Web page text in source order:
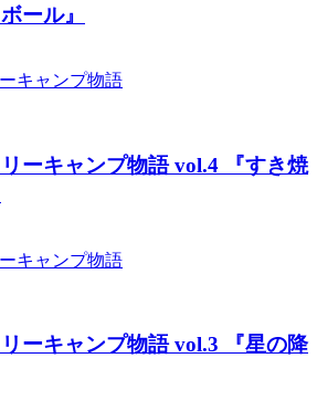
ール』
キャンプ物語
ーキャンプ物語 vol.4 『すき焼
キャンプ物語
ーキャンプ物語 vol.3 『星の降